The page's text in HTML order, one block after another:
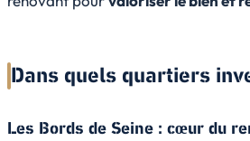
Dans quels quartiers
Les Bords de Seine : cœur du